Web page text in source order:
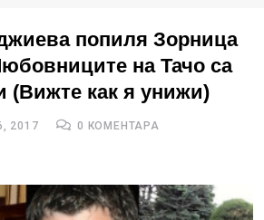
попиля Зорница
на Тачо са
(Вижте как я унижи)
2017
0 КОМЕНТАРА